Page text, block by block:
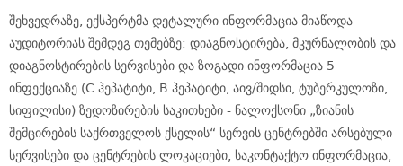
შეხვედრაზე, ექსპერტმა დეტალური ინფორმაცია მიაწოდა
აუდიტორიას შემდეგ თემებზე: დიაგნოსტირება, მკურნალობის და
დიაგნოსტირების სერვისები და ზოგადი ინფორმაცია 5
ინფექციაზე (C ჰეპატიტი, B ჰეპატიტი, აივ/შიდსი, ტუბერკულოზი,
სიფილისი) ზედოზირების საკითხები - ნალოქსონი „ზიანის
შემცირების საქრთველოს ქსელის“ სერვის ცენტრებში არსებული
სერვისები და ცენტრების ლოკაციები, საკონტაქტო ინფორმაცია,